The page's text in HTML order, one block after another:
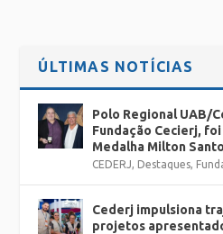
ÚLTIMAS NOTÍCIAS
Polo Regional UAB/
Fundação Cecierj,
Medalha Milton
CEDERJ, Destaques,
Cederj impulsiona
projetos